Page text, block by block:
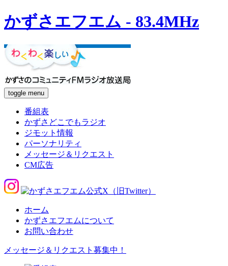
かずさエフエム - 83.4MHz
toggle menu
番組表
かずさどこでもラジオ
ジモット情報
パーソナリティ
メッセージ＆リクエスト
CM広告
ホーム
かずさエフエムについて
お問い合わせ
メッセージ＆リクエスト募集中！